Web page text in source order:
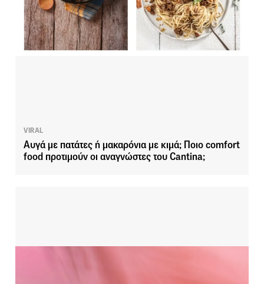
VIRAL
Αυγά με πατάτες ή μακαρόνια με κιμά; Ποιο comfort
food προτιμούν οι αναγνώστες του Cantina;